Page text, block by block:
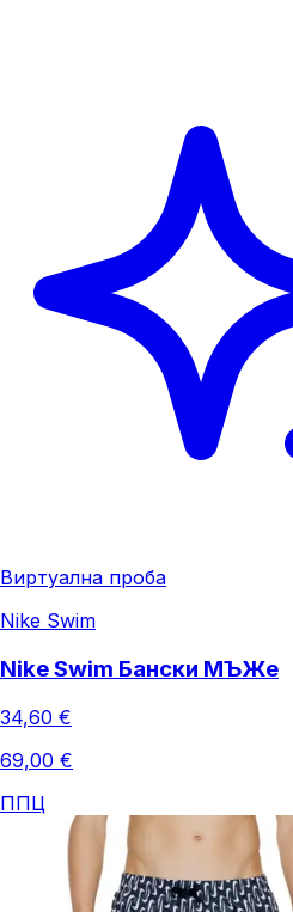
Виртуална проба
Nike Swim
Nike Swim Бански МЪЖe
34,60 €
69,00 €
ППЦ